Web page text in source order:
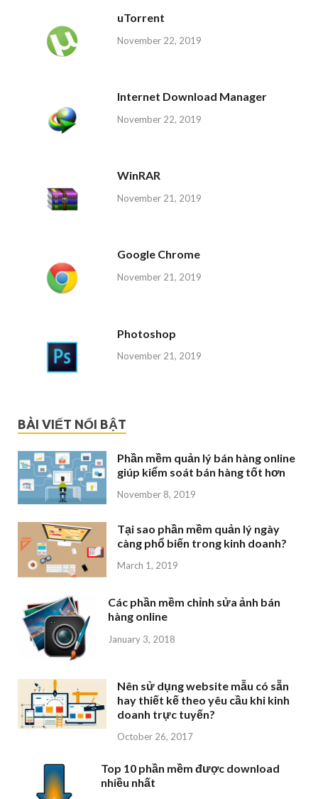
uTorrent
November 22, 2019
Internet Download Manager
November 22, 2019
WinRAR
November 21, 2019
Google Chrome
November 21, 2019
Photoshop
November 21, 2019
BÀI VIẾT NỔI BẬT
Phần mềm quản lý bán hàng online
giúp kiểm soát bán hàng tốt hơn
November 8, 2019
Tại sao phần mềm quản lý ngày
càng phổ biến trong kinh doanh?
March 1, 2019
Các phần mềm chỉnh sửa ảnh bán
hàng online
January 3, 2018
Nên sử dụng website mẫu có sẵn
hay thiết kế theo yêu cầu khi kinh
doanh trực tuyến?
October 26, 2017
Top 10 phần mềm được download
nhiều nhất